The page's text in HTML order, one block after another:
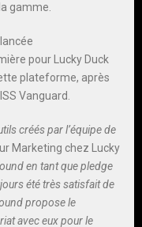
gamme.
pour Lucky Duck
plateforme, après
Vanguard.
créés par l’équipe de
Marketing chez Lucky
en tant que pledge
été très satisfait de
propose le
avec eux pour le